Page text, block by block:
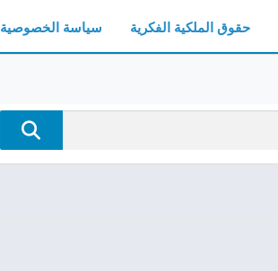
حقوق الملكية الفكرية سياسة الخصوصية